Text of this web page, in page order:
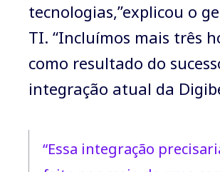
tecnologias,”explicou o
TI. “Incluímos mais três
como resultado do
integração atual da
“Essa integração